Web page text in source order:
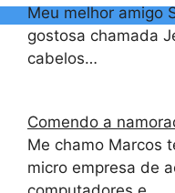
Meu melhor amigo
gostosa chamada
cabelos…
Comendo a
Me chamo Marcos
micro empresa de